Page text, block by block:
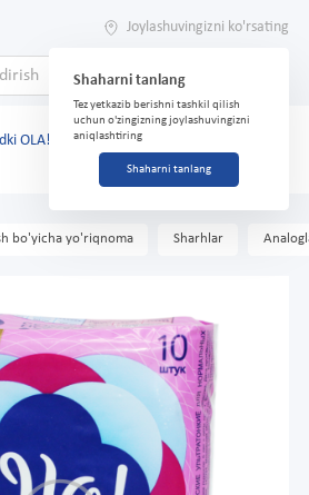
Joylashuvingizni ko'rsating
Shaharni tanlang
Tez yetkazib berishni tashkil qilish
uchun o'zingizning joylashuvingizni
aniqlashtiring
Shaharni tanlang
OLA! Classic Ultra Normal barkhatnaya
bo'yicha yo'riqnoma Sharhlar